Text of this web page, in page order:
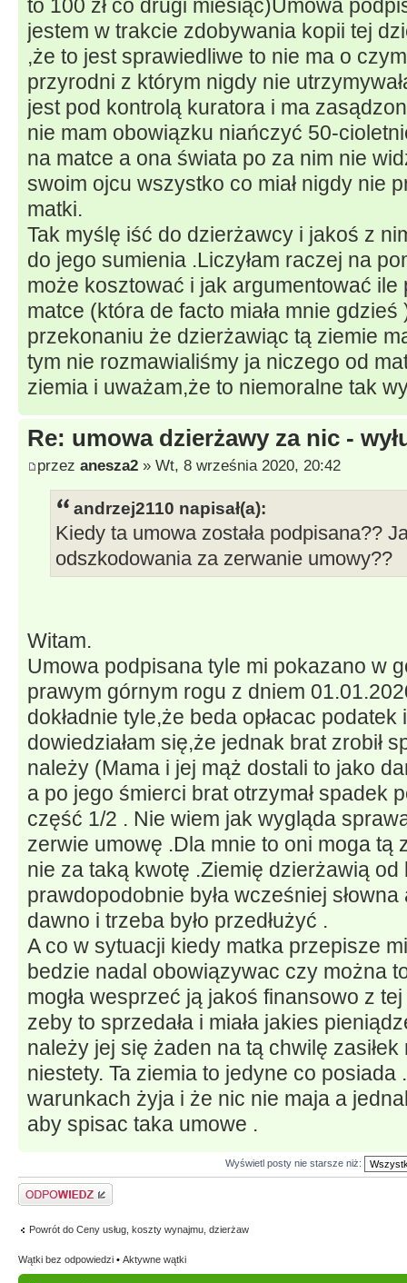
to 100 zł co drugi miesiąc)Umowa
jestem w trakcie zdobywania kopii tej
,że to jest sprawiedliwe to nie ma o
przyrodni z którym nigdy nie
jest pod kontrolą kuratora i ma
nie mam obowiązku niańczyć 50-
na matce a ona świata po za nim nie
swoim ojcu wszystko co miał nigdy nie
matki.
Tak myślę iść do dzierżawcy i jakoś z
do jego sumienia .Liczyłam raczej na
może kosztować i jak argumentować ile
matce (która de facto miała mnie gdzieś
przekonaniu że dzierżawiąc tą ziemie
tym nie rozmawialiśmy ja niczego od
ziemia i uważam,że to niemoralne tak
Re: umowa dzierżawy za nic -
przez anesza2 » Wt, 8 września 2020, 20:42
andrzej2110 napisał(a):
Kiedy ta umowa została podpisana??
odszkodowania za zerwanie umowy??
Witam.
Umowa podpisana tyle mi pokazano w
prawym górnym rogu z dniem
dokładnie tyle,że beda opłacac podatek
dowiedziałam się,że jednak brat zrobił
należy (Mama i jej mąż dostali to jako
a po jego śmierci brat otrzymał spadek
część 1/2 . Nie wiem jak wygląda
zerwie umowę .Dla mnie to oni moga tą
nie za taką kwotę .Ziemię dzierżawią
prawdopodobnie była wcześniej
dawno i trzeba było przedłużyć .
A co w sytuacji kiedy matka przepisze
bedzie nadal obowiązywac czy można
mogła wesprzeć ją jakoś finansowo z
zeby to sprzedała i miała jakies
należy jej się żaden na tą chwilę
niestety. Ta ziemia to jedyne co
warunkach żyja i że nic nie maja a
aby spisac taka umowe .
Wyświetl posty nie starsze niż:
Odpowiedz
Powrót do Ceny usług, koszty wynajmu, dzierżaw
Wątki bez odpowiedzi • Aktywne wątki